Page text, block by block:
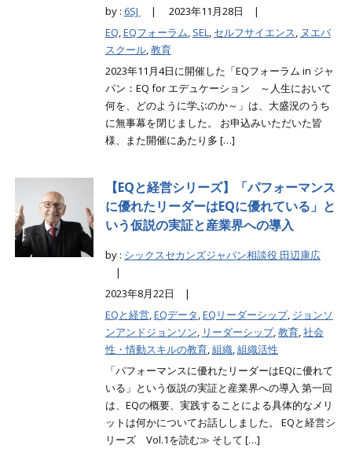
by : 6SJ |
2023年11月28日 |
EQ,EQフォーラム, SEL, セルフサイエンス, ヌエバ
スクール,教育
2023年11月4日に開催した「EQフォーラム in ジャ
パン：EQ for エデュケーション ～人生において
何を、どのように学ぶのか～」は、大盛況のうち
に無事幕を閉じました。 お申込みいただいた皆
様、また開催にあたり多 […]
【EQと経営シリーズ】「パフォーマンス
に優れたリーダーはEQに優れている」と
いう仮説の実証と産業界への導入
by : シックスセカンズジャパン相談役 田辺康広
|
2023年8月22日 |
EQと経営,EQデータ,EQリーダーシップ, ジョンソ
ンアンドジョンソン, リーダーシップ,教育,社会
性・情動スキルの教育,組織,組織活性
「パフォーマンスに優れたリーダーはEQに優れて
いる」という仮説の実証と産業界への導入 第一回
は、EQの概要、実践することによる具体的なメリ
ットは何かについてお話ししました。 EQと経営シ
リーズ Vol.1を読む≫ そして […]